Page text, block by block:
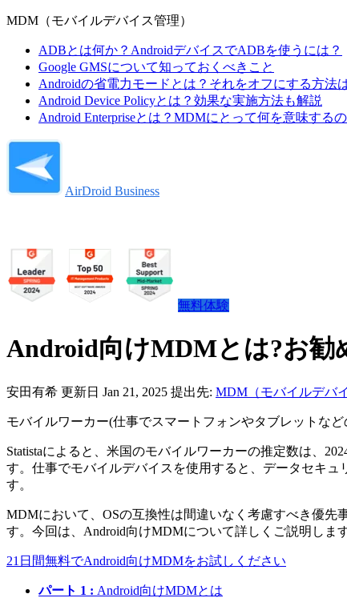
MDM（モバイルデバイス管理）
ADBとは何か？AndroidデバイスでADBを使うには？
Google GMSについて知っておくべきこと
Androidの省電力モードとは？それをオフにする方法
Android Device Policyとは？効果な実施方法も解説
Android Enterpriseとは？MDMにとって何を意味する
AirDroid Business
無料体験
Android向けMDMとは?お
安田有希 更新日 Jan 21, 2025 提出先: MDM（モバイルデバ
モバイルワーカー(仕事でスマートフォンやタブレットな
Statistaによると、米国のモバイルワーカーの推定数は、
す。仕事でモバイルデバイスを使用すると、データセキ
す。
MDMにおいて、OSの互換性は間違いなく考慮すべき優先
す。今回は、Android向けMDMについて詳しくご説明しま
21日間無料でAndroid向けMDMをお試しください
パート 1 : Android向けMDMとは